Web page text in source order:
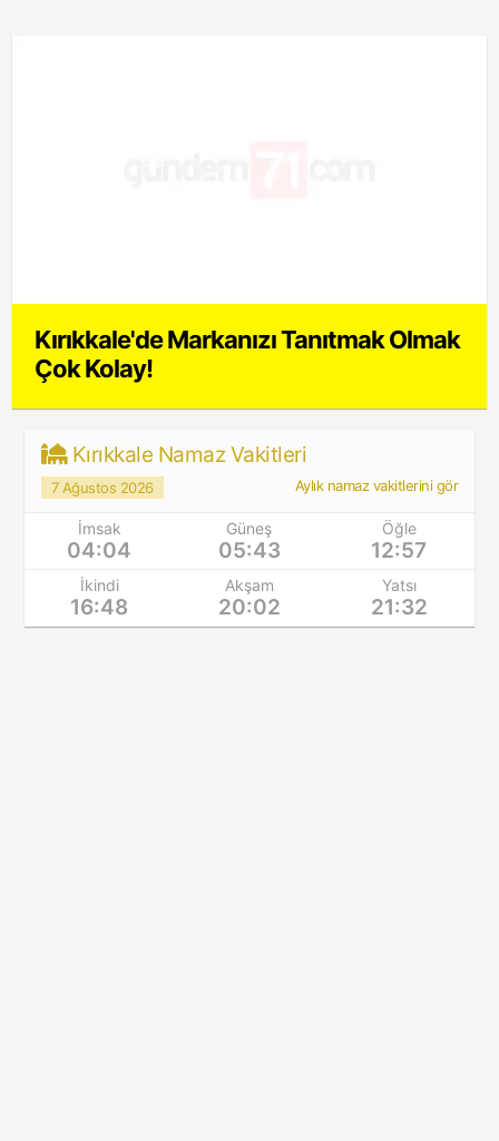
Kırıkkale'de Markanızı Tanıtmak Olmak
Çok Kolay!
Kırıkkale Namaz Vakitleri
7 Ağustos 2026 Aylık namaz vakitlerini gör
İmsak
04:04
Güneş
05:43
Öğle
12:57
İkindi
16:48
Akşam
20:02
Yatsı
21:32